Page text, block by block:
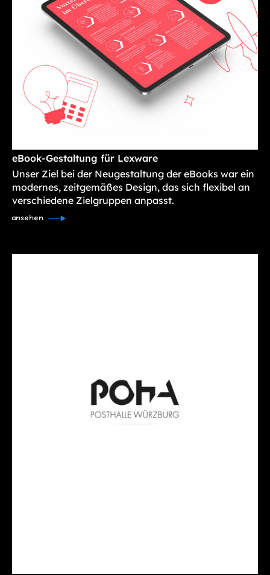
eBook-Gestaltung für Lexware
Unser Ziel bei der Neugestaltung der eBooks war ein
modernes, zeitgemäßes Design, das sich flexibel an
verschiedene Zielgruppen anpasst.
ansehen